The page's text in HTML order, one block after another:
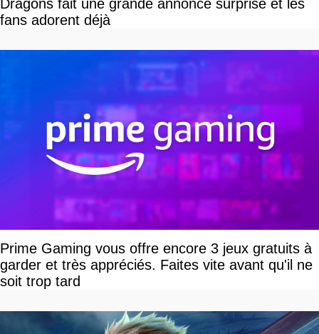
Dragons fait une grande annonce surprise et les
fans adorent déjà
Prime Gaming vous offre encore 3 jeux gratuits à
garder et très appréciés. Faites vite avant qu'il ne
soit trop tard